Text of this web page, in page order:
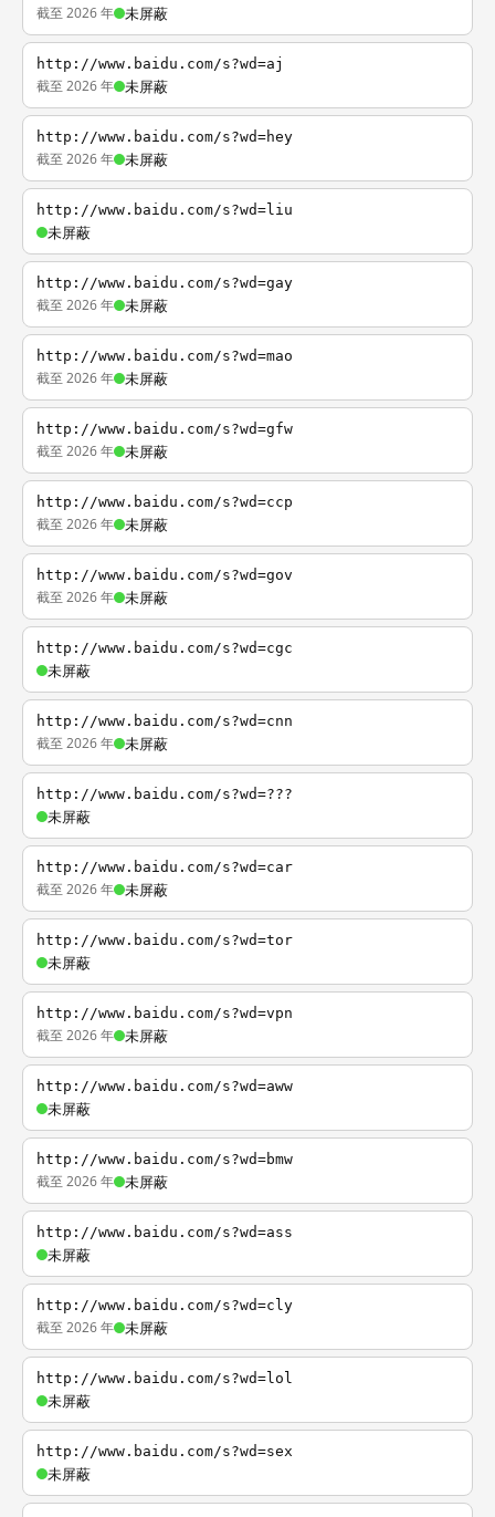
截至 2026 年 未屏蔽
http://www.baidu.com/s?wd=aj
截至 2026 年 未屏蔽
http://www.baidu.com/s?wd=hey
截至 2026 年 未屏蔽
http://www.baidu.com/s?wd=liu
未屏蔽
http://www.baidu.com/s?wd=gay
截至 2026 年 未屏蔽
http://www.baidu.com/s?wd=mao
截至 2026 年 未屏蔽
http://www.baidu.com/s?wd=gfw
截至 2026 年 未屏蔽
http://www.baidu.com/s?wd=ccp
截至 2026 年 未屏蔽
http://www.baidu.com/s?wd=gov
截至 2026 年 未屏蔽
http://www.baidu.com/s?wd=cgc
未屏蔽
http://www.baidu.com/s?wd=cnn
截至 2026 年 未屏蔽
http://www.baidu.com/s?wd=???
未屏蔽
http://www.baidu.com/s?wd=car
截至 2026 年 未屏蔽
http://www.baidu.com/s?wd=tor
未屏蔽
http://www.baidu.com/s?wd=vpn
截至 2026 年 未屏蔽
http://www.baidu.com/s?wd=aww
未屏蔽
http://www.baidu.com/s?wd=bmw
截至 2026 年 未屏蔽
http://www.baidu.com/s?wd=ass
未屏蔽
http://www.baidu.com/s?wd=cly
截至 2026 年 未屏蔽
http://www.baidu.com/s?wd=lol
未屏蔽
http://www.baidu.com/s?wd=sex
未屏蔽